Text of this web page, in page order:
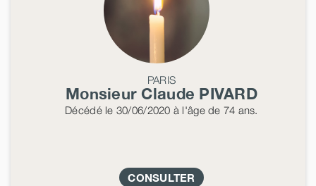
PARIS
Monsieur Claude PIVARD
Décédéle 30/06/2020 à l'âge de 74 ans.
CONSULTER